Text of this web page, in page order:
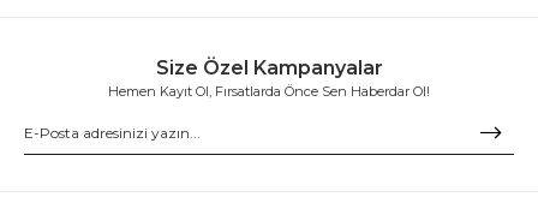
Size Özel Kampanyalar
Hemen Kayıt Ol, Fırsatlarda Önce Sen Haberdar Ol!